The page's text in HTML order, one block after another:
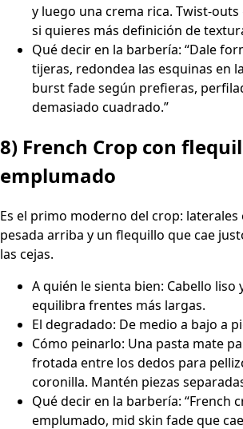
y luego una crema rica. Twist-
si quieres más definición de
Qué decir en la barbería: “Dale
tijeras, redondea las esquinas en
burst fade según prefieras,
demasiado cuadrado.”
8) French Crop con
emplumado
Es el primo moderno del crop:
pesada arriba y un flequillo que cae
las cejas.
A quién le sienta bien: Cabello liso
equilibra frentes más largas.
El degradado: De medio a bajo a
Cómo peinarlo: Una pasta mate
frotada entre los dedos para
coronilla. Mantén piezas
Qué decir en la barbería: “French
emplumado, mid skin fade que